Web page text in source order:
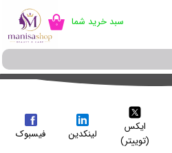
۰ سبد خرید شما
ایکس
(توییتر)
لینکدین فیسبوک